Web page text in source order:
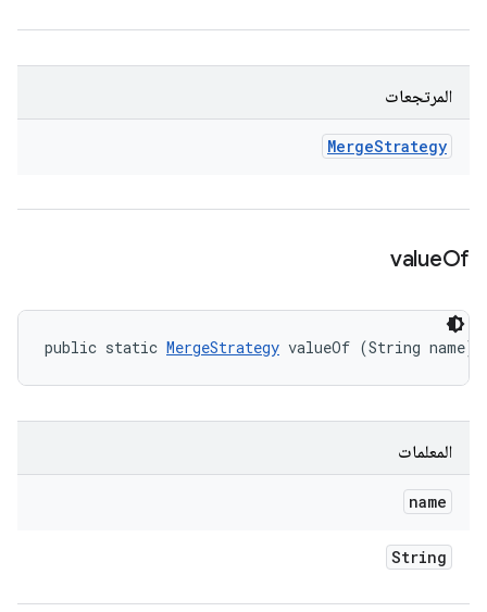
المرتجعات
MergeStrategy
valueOf
public static MergeStrategy valueOf (String name)
المعلمات
name
String